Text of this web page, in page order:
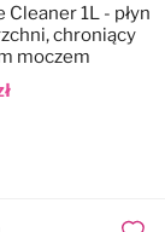
1L - płyn
chroniący
moczem